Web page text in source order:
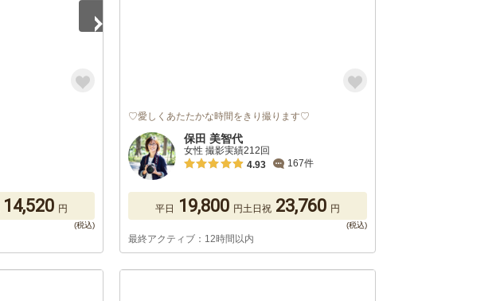
14,520 円
♡愛しくあたたかな時間をきり撮ります♡
保田 美智代
女性 撮影実績212回
4.93
167件
平日 19,800 円土日祝 23,760 円
最終アクティブ：12時間以内